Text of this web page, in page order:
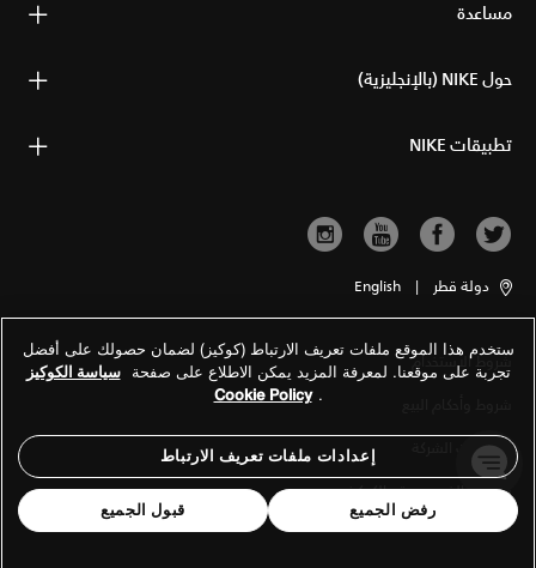
مساعدة
حول NIKE (بالإنجليزية)
تطبيقات NIKE
دولة قطر |
English
شروط الاستخدام
معلومات الشركة
سياسة الخصوصية والكوكيز
ستخدم هذا الموقع ملفات تعريف الارتباط (كوكيز) لضمان حصولك على أفضل
تجربة على موقعنا. لمعرفة المزيد يمكن الاطلاع على صفحة سياسة الكوكيز
.
Cookie Policy
إعدادات ملفات تعريف الارتباط
رفض الجميع قبول الجميع